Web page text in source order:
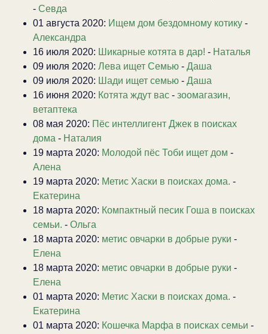
- Севда
01 августа 2020: Ищем дом бездомному котику -
Александра
16 июля 2020: Шикарные котята в дар! - Наталья
09 июля 2020: Лева ищет Семью - Даша
09 июля 2020: Шади ищет семью - Даша
16 июня 2020: Котята ждут вас - зоомагазин,
ветаптека
08 мая 2020: Пёс интеллигент Джек в поисках
дома - Наталия
19 марта 2020: Молодой пёс Тоби ищет дом -
Алена
19 марта 2020: Метис Хаски в поисках дома. -
Екатерина
18 марта 2020: Компактный песик Гоша в поисках
семьи. - Ольга
18 марта 2020: метис овчарки в добрые руки -
Елена
18 марта 2020: метис овчарки в добрые руки -
Елена
01 марта 2020: Метис Хаски в поисках дома. -
Екатерина
01 марта 2020: Кошечка Марфа в поисках семьи -